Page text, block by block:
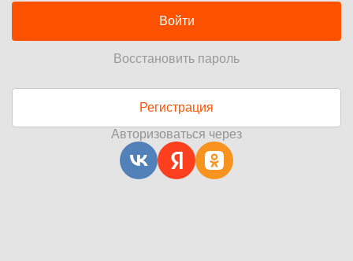
Войти
Восстановить пароль
Регистрация
Авторизоваться через